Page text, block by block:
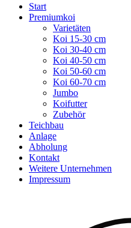
Start
Premiumkoi
Varietäten
Koi 15-30 cm
Koi 30-40 cm
Koi 40-50 cm
Koi 50-60 cm
Koi 60-70 cm
Jumbo
Koifutter
Zubehör
Teichbau
Anlage
Abholung
Kontakt
Weitere Unternehmen
Impressum